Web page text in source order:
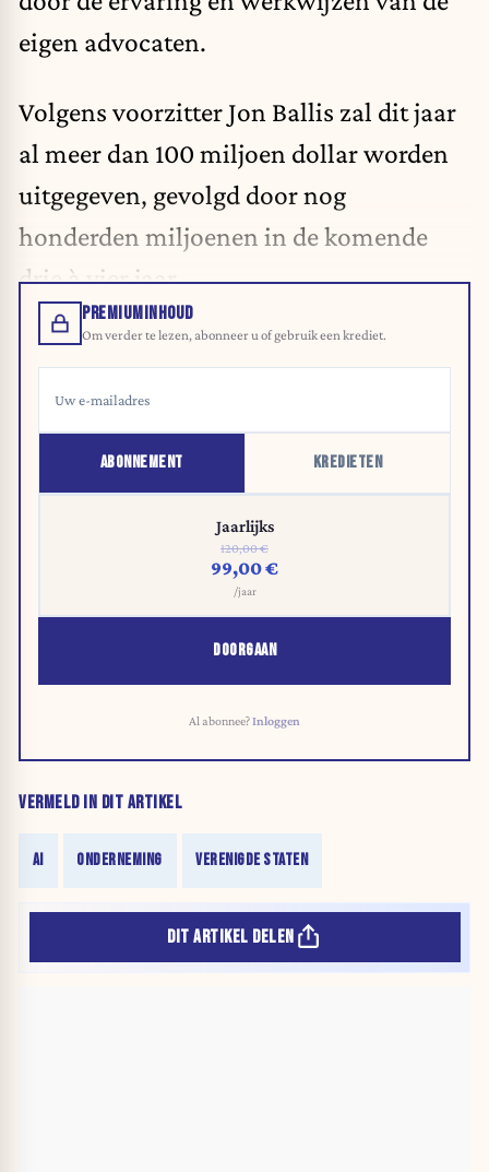
eigen advocaten.
Volgens voorzitter Jon Ballis zal dit jaar
al meer dan 100 miljoen dollar worden
uitgegeven, gevolgd door nog
honderden miljoenen in de komende
drie à vier jaar.
PREMIUMINHOUD
Om verder te lezen, abonneer u of gebruik een krediet.
ABONNEMENT KREDIETEN
Jaarlijks
120,00 €
99,00 €
/jaar
DOORGAAN
Al abonnee?Inloggen
VERMELD IN DIT ARTIKEL
AI ONDERNEMING VERENIGDE STATEN
DIT ARTIKEL DELEN